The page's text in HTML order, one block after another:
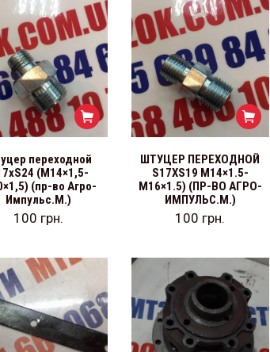
переходной
(М14×1,5-
(пр-во Агро-
Импульс.М.)
100 грн.
ШТУЦЕР ПЕРЕХОДНОЙ
S17ХS19 М14×1.5-
М16×1.5) (ПР-ВО АГРО-
ИМПУЛЬС.М.)
100 грн.